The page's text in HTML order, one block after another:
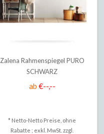
Zalena Rahmenspiegel PURO
SCHWARZ
ab €--,--
* Netto-Netto Preise, ohne
Rabatte ; exkl. MwSt. zzgl.